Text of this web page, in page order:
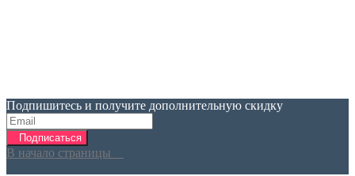
Подпишитесь и получите дополнительную скидку
Подписаться
В начало страницы